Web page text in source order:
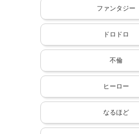
ファンタジー
ドロドロ
不倫
ヒーロー
なるほど